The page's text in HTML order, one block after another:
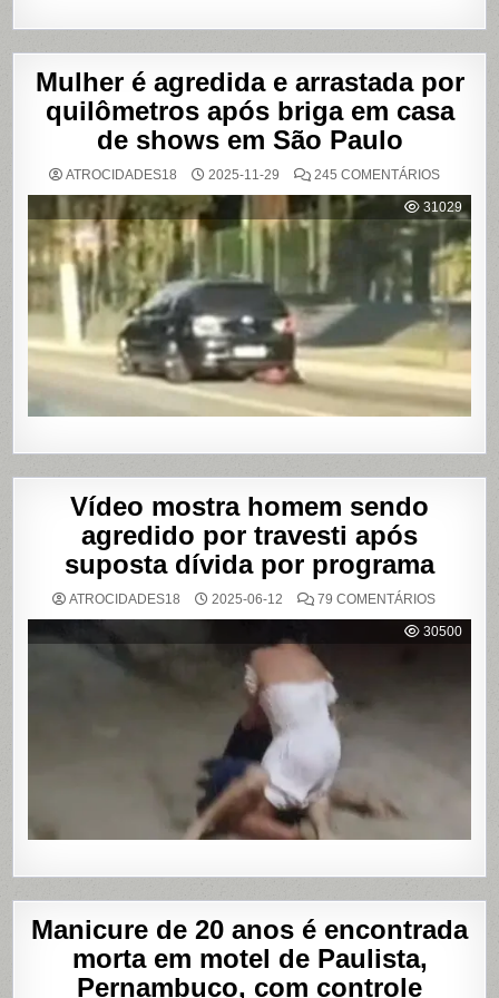
Mulher é agredida e arrastada por
quilômetros após briga em casa
de shows em São Paulo
ATROCIDADES18 2025-11-29 245 COMENTÁRIOSEM
É
E
POR
APÓS
BRIGA
EM
CASA
SHOWS
SÃO
PAULO
31029
Vídeo mostra homem sendo
agredido por travesti após
suposta dívida por programa
ATROCIDADES18 2025-06-12 79 COMENTÁRIOSEM
MOSTRA
HOMEM
30500
Manicure de 20 anos é encontrada
morta em motel de Paulista,
Pernambuco, com controle